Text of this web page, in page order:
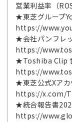
営業利益率（
★東芝グループ
https://
★会社パンフレ
https://
★Toshiba Clip
https://
★東芝公式Xアカ
https://x.com/
★統合報告書
https://